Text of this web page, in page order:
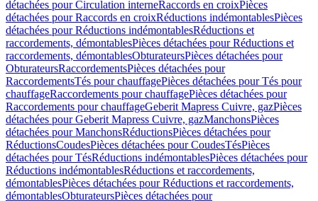
détachées pour Circulation interneRaccords en croixPièces
détachées pour Raccords en croixRéductions indémontablesPièces
détachées pour Réductions indémontablesRéductions et
raccordements, démontablesPièces détachées pour Réductions et
raccordements, démontablesObturateursPièces détachées pour
ObturateursRaccordementsPièces détachées pour
RaccordementsTés pour chauffagePièces détachées pour Tés pour
chauffageRaccordements pour chauffagePièces détachées pour
Raccordements pour chauffageGeberit Mapress Cuivre, gazPièces
détachées pour Geberit Mapress Cuivre, gazManchonsPièces
détachées pour ManchonsRéductionsPièces détachées pour
RéductionsCoudesPièces détachées pour CoudesTésPièces
détachées pour TésRéductions indémontablesPièces détachées pour
Réductions indémontablesRéductions et raccordements,
démontablesPièces détachées pour Réductions et raccordements,
démontablesObturateursPièces détachées pour